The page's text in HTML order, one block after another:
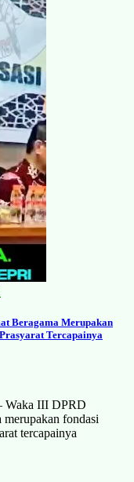
Beragama Merupakan
Tercapainya
III DPRD
fondasi
tercapainya